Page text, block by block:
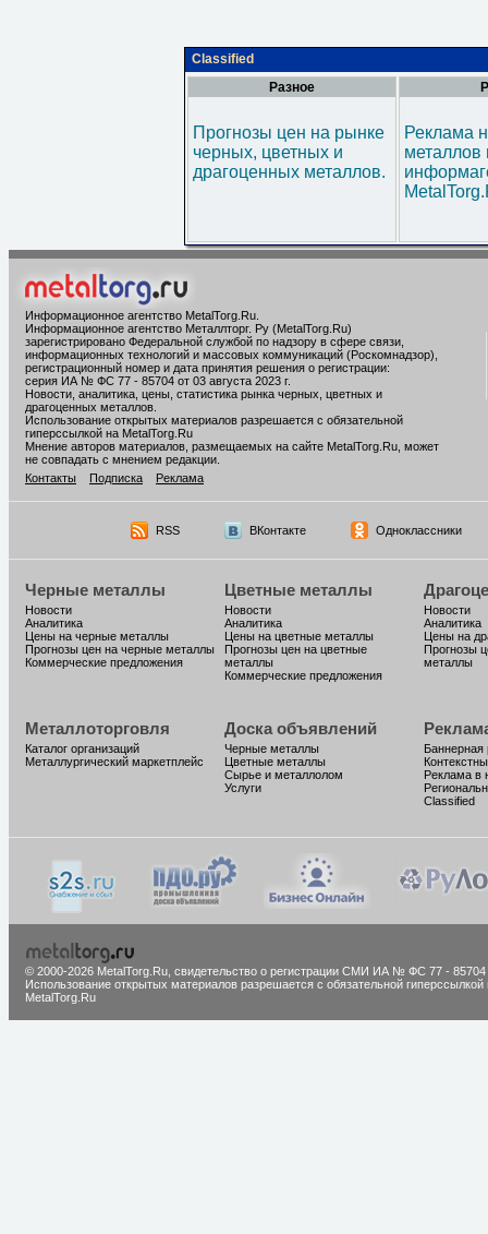
Classified
Разное
Прогнозы цен на рынке
черных, цветных и
драгоценных металлов.
Реклама
металлов
Информационное агентство MetalTorg.Ru
Информационное агентство Металлторг. Ру (MetalTorg.Ru)
зарегистрировано Федеральной службой по надзору в сфере связи,
информационных технологий и массовых коммуникаций (Роскомнадзор),
регистрационный номер и дата принятия решения о регистрации:
серия ИА № ФС 77 - 85704 от 03 августа 2023 г.
Новости, аналитика, цены, статистика рынка черных, цветных и
драгоценных металлов.
Использование открытых материалов разрешается с обязательной
гиперссылкой на MetalTorg.Ru
Мнение авторов материалов, размещаемых на сайте MetalTorg.Ru, может
не совпадать с мнением редакции.
Контакты
Подписка Реклама
RSS ВКонтакте Одноклассники
Черные металлы
Новости
Аналитика
Цены на черные металлы
Прогнозы цен на черные металлы
Коммерческие предложения
Цветные металлы
Новости
Аналитика
Цены на цветные металлы
Прогнозы цен на цветные
металлы
Коммерческие предложения
Новости
Аналитика
Цены на
Прогнозы
металлы
Металлоторговля
Каталог организаций
Металлургический маркетплейс
Доска объявлений
Черные металлы
Цветные металлы
Сырье и металлолом
Услуги
Баннерная
Реклама в
Classified
© 2000-2026 MetalTorg.Ru, cвидетельство о регистрации СМИ ИА № ФС 77 - 85704
Использование открытых материалов разрешается с обязательной гиперссылкой
MetalTorg.Ru